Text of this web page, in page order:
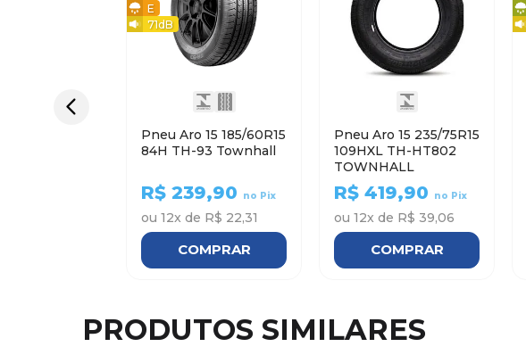
E
71dB
Pneu Aro 15 185/60R15
84H TH-93 Townhall
R$239,90 no Pix
ou 12x de R$ 22,31
COMPRAR
Pneu Aro 15 235/75R15
109HXL TH-HT802
TOWNHALL
R$419,90 no Pix
ou 12x de R$ 39,06
COMPRAR
PRODUTOS SIMILARES